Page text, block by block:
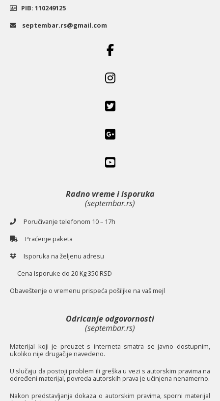
PIB: 110249125
septembar.rs@gmail.com
Radno vreme i isporuka
(septembar.rs)
Poručivanje telefonom 10 – 17h
Praćenje paketa
Isporuka na željenu adresu
Cena Isporuke do 20 Kg 350 RSD
Obaveštenje o vremenu prispeća pošiljke na vaš mejl
Odricanje odgovornosti
(septembar.rs)
Materijal koji je preuzet s interneta smatra se javno dostupnim,
ukoliko nije drugačije navedeno.
U slučaju da postoji problem ili greška u vezi s autorskim pravima na
određeni materijal, povreda autorskih prava je učinjena nenamerno.
Nakon predstavljanja dokaza o autorskim pravima, sporni materijal